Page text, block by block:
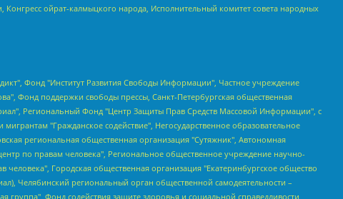
ойрат-калмыцкого народа, Исполнительный комитет совета народных
"Гражданин.Армия.Право", Хисамова Регина Фаритовна, Автономная некоммерческая организация по реализации социально-правовых программ "Лилит", Дальневосточное общественное движение "Маяк", Санкт-Петербургская ЛГБТ-инициативная группа "Выход", Инициативная группа ЛГБТ+ "Реверс", Алексеев Андрей Викторович, Бекбулатова Таисия Львовна, Беляев Иван Михайлович, Владыкина Елена Сергеевна, Гельман Марат Александрович, Никульшина Вероника Юрьевна, Толоконникова Надежда Андреевна, Шендерович Виктор Анатольевич, Общество с ограниченной ответственностью "Данное сообщение", Общество с ограниченной ответственностью Издательский дом "Новая глава", Айнбиндер Александра Александровна, Московский комьюнити-центр для ЛГБТ+инициатив, Благотворительный фонд развития филантропии, Deutsche Welle (Германия, Kurt-Schumacher-Strasse 3, 53113 Bonn), Борзунова Мария Михайловна, Воробьев Виктор Викторович, Голубева Анна Львовна, Константинова Алла Михайловна, Малкова Ирина Владимировна, Мурадов Мурад Абдулгалимович, Осетинская Елизавета Николаевна, Понасенков Евгений Николаевич, Ганапольский Матвей Юрьевич, Киселев Евгений Алексеевич, Борухович Ирина Григорьевна, Дремин Иван Тимофеевич, Дубровский Дмитрий Викторович, Красноярская региональная общественная организация поддержки и развития альтернативных образовательных технологий и межкультурных коммуникаций "ИНТЕРРА", Маяковская Екатерина Алексеевна, Фейгин Марк Захарович, Филимонов Андрей Викторович, Дзугкоева Регина Николаевна, Доброхотов Роман Александрович, Дудь Юрий Александрович, Елкин Сергей Владимирович, Кругликов Кирилл Игоревич, Сабунаева Мария Леонидовна, Семенов Алексей Владимирович, Шаинян Карен Багратович, Шульман Екатерина Михайловна, Асафьев Артур Валерьевич, Вахштайн Виктор Семенович, Венедиктов Алексей Алексеевич, Лушникова Екатерина Евгеньевна, Волков Леонид Михайлович, Невзоров Александр Глебович, Пархоменко Сергей Борисович, Сироткин Ярослав Николаевич, Кара-Мурза Владимир Владимирович, Баранова Наталья Владимировна, Гозман Леонид Яковлевич, Кагарлицкий Борис Юльевич, Климарев Михаил Валерьевич, Милов Владимир Станиславович, Автономная некоммерческая организация Краснодарский центр современного искусства "Типография", Моргенштерн Алишер Тагирович, Соболь Любовь Эдуардовна, Общество с ограниченной ответственностью "ЛИЗА НОРМ", Каспаров Гарри Кимович, Ходорковский Михаил Борисович, Общество с ограниченной ответственностью "Апрельские тезисы", Данилович Ирина Брониславовна, Кашин Олег Владимирович, Петров Николай Владимирович, Пивоваров Алексей Владимирович, Соколов Михаил Владимирович, Цветкова Юлия Владимировна, Чичваркин Евгений Александрович, Комитет против пыток/Команда против пыток, Общество с ограниченной ответственностью "Первый научный", Общество с ограниченной ответственностью "Вертолет и ко", Белоцерковская Вероника Борисовна, Кац Максим Евгеньевич, Лазарева Татьяна Юрьевна, Шаведдинов Руслан Табризович, Яшин Илья Валерьевич, Общество с ограниченной ответственностью "Иноагент ААВ", Алешковский Дмитрий Петрович, Альбац Евгения Марковна, Быков Дмитрий Львович, Галямина Юлия Евгеньевна, Лойко Сергей Леонидович, Мартынов Кирилл Константинович, Медведев Сергей Александрович, Крашенинников Федор Геннадиевич, Гордеева Катерина Вл